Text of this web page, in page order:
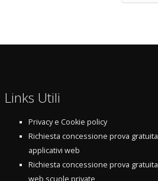
Links Utili
Privacy e Cookie policy
Richiesta concessione prova gratuita
applicativi web
Richiesta concessione prova gratuita
web scuole private